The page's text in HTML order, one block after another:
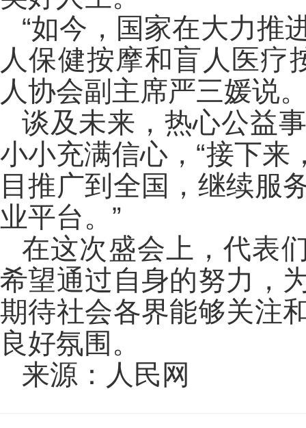
“如今，国家在大力推
人保健按摩和盲人医疗
人协会副主席严三媛说
谈及未来，热心公益
小小充满信心，“接下来
目推广到全国，继续服
业平台。”
在这次盛会上，代表
希望通过自身的努力，
期待社会各界能够关注
良好氛围。
来源：人民网